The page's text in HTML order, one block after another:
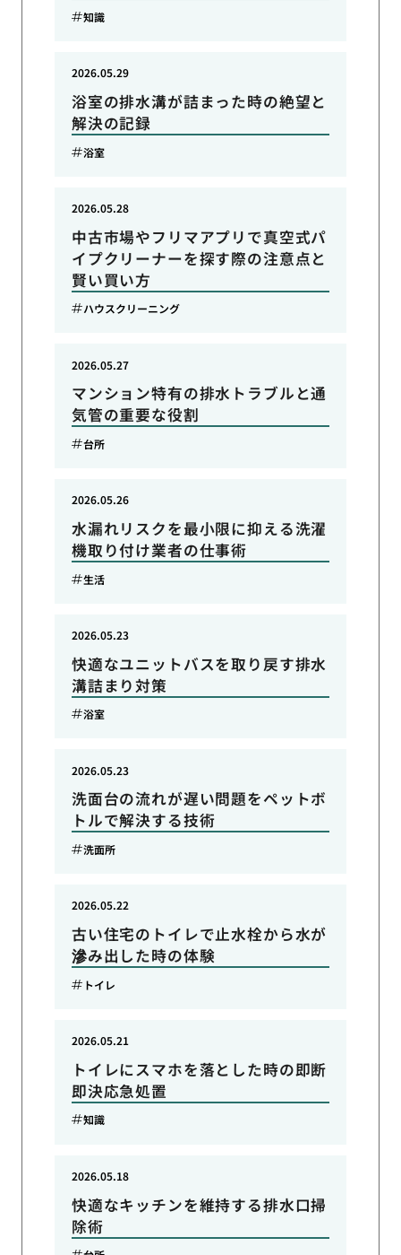
知識
浴室の排水溝が詰まった時の絶望と
解決の記録
2026.05.29
浴室
中古市場やフリマアプリで真空式パ
イプクリーナーを探す際の注意点と
賢い買い方
2026.05.28
ハウスクリーニング
マンション特有の排水トラブルと通
気管の重要な役割
2026.05.27
台所
水漏れリスクを最小限に抑える洗濯
機取り付け業者の仕事術
2026.05.26
生活
快適なユニットバスを取り戻す排水
溝詰まり対策
2026.05.23
浴室
洗面台の流れが遅い問題をペットボ
トルで解決する技術
2026.05.23
洗面所
古い住宅のトイレで止水栓から水が
滲み出した時の体験
2026.05.22
トイレ
トイレにスマホを落とした時の即断
即決応急処置
2026.05.21
知識
快適なキッチンを維持する排水口掃
除術
2026.05.18